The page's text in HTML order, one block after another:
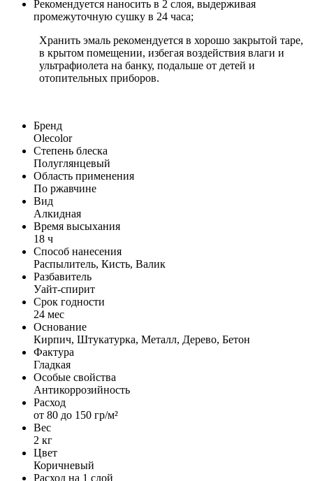
Рекомендуется наносить в 2 слоя, выдерживая
промежуточную сушку в 24 часа;
Хранить эмаль рекомендуется в хорошо закрытой таре,
в крытом помещении, избегая воздействия влаги и
ультрафиолета на банку, подальше от детей и
отопительных приборов.
Бренд
Olecolor
Степень блеска
Полуглянцевый
Область применения
По ржавчине
Вид
Алкидная
Время высыхания
18 ч
Способ нанесения
Распылитель, Кисть, Валик
Разбавитель
Уайт-спирит
Срок годности
24 мес
Основание
Кирпич, Штукатурка, Металл, Дерево, Бетон
Фактура
Гладкая
Особые свойства
Антикоррозийность
Расход
от 80 до 150 гр/м²
Вес
2 кг
Цвет
Коричневый
Расход на 1 слой